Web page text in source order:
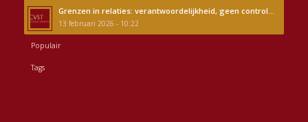
Grenzen in relaties: verantwoordelijkheid, geen control...
13 februari 2026 - 10:22
Populair
Tags